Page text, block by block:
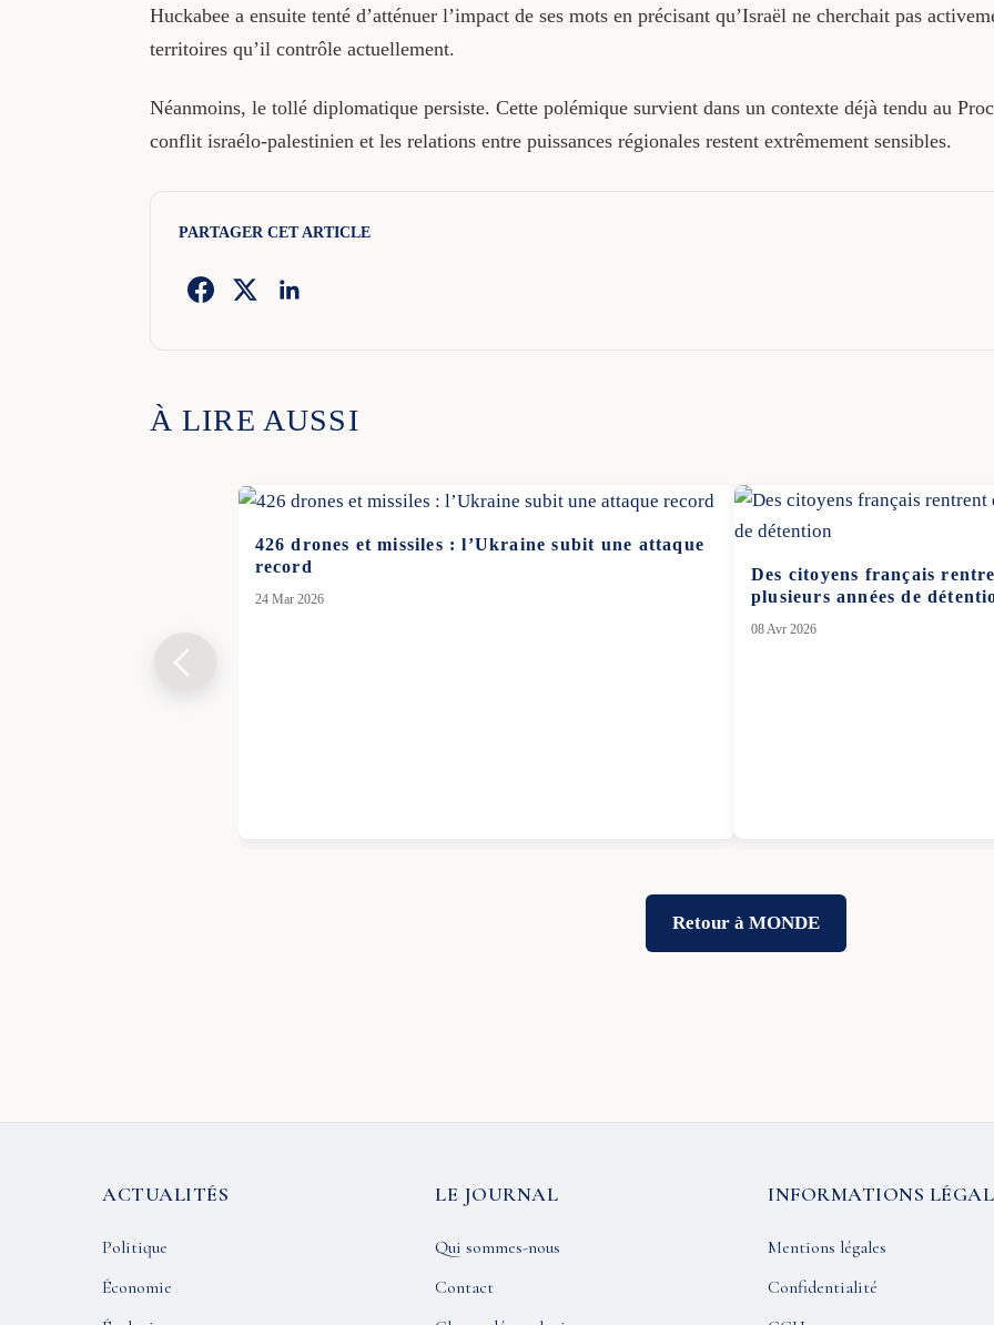
Huckabee a ensuite tenté d’atténuer l’impact de ses mots en précisant qu’Israël ne cherchait pas
territoires qu’il contrôle actuellement.
Néanmoins, le tollé diplomatique persiste. Cette polémique survient dans un contexte déjà tendu au
conflit israélo-palestinien et les relations entre puissances régionales restent extrêmement sensibles.
PARTAGER CET ARTICLE
À LIRE AUSSI
426 drones et missiles : l’Ukraine subit une attaque
record
24 Mar 2026
Des citoyens français
plusieurs années de
08 Avr 2026
Retour à MONDE
ACTUALITÉS
Politique
Économie
LE JOURNAL
Qui sommes-nous
Contact
INFORMATIONS
Mentions légales
Confidentialité